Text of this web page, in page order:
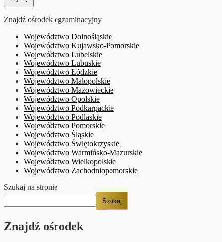
Znajdź ośrodek egzaminacyjny
Województwo Dolnośląskie
Województwo Kujawsko-Pomorskie
Województwo Lubelskie
Województwo Lubuskie
Województwo Łódzkie
Województwo Małopolskie
Województwo Mazowieckie
Województwo Opolskie
Województwo Podkarpackie
Województwo Podlaskie
Województwo Pomorskie
Województwo Śląskie
Województwo Świętokrzyskie
Województwo Warmińsko-Mazurskie
Województwo Wielkopolskie
Województwo Zachodniopomorskie
Szukaj na stronie
Szukaj
Znajdź ośrodek